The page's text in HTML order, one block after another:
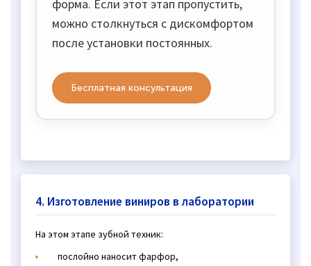
форма. Если этот этап пропустить,
можно столкнуться с дискомфортом
после установки постоянных.
Бесплатная консультация
4. Изготовление виниров в лаборатории
На этом этапе зубной техник:
послойно наносит фарфор,